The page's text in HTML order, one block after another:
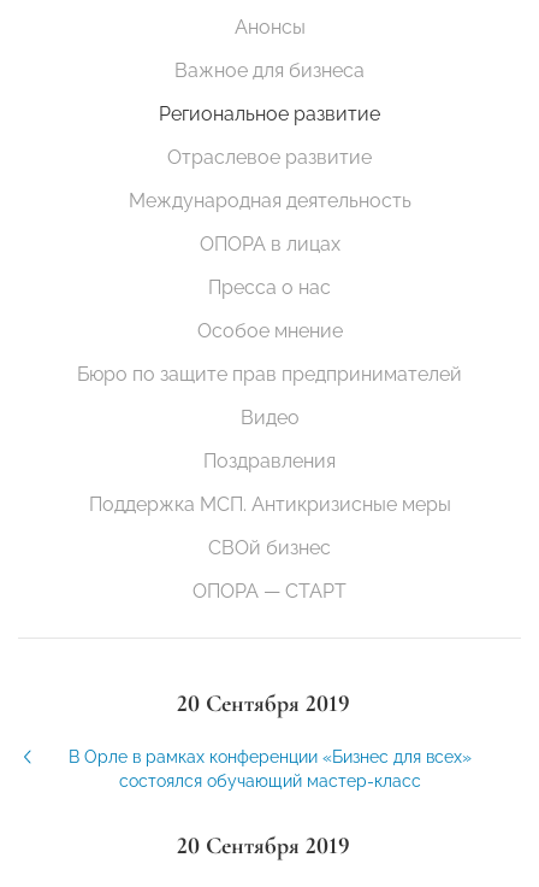
Анонсы
Важное для бизнеса
Региональное развитие
Отраслевое развитие
Международная деятельность
ОПОРА в лицах
Пресса о нас
Особое мнение
Бюро по защите прав предпринимателей
Видео
Поздравления
Поддержка МСП. Антикризисные меры
СВОй бизнес
ОПОРА — СТАРТ
20 Сентября 2019
В Орле в рамках конференции «Бизнес для всех»
состоялся обучающий мастер-класс
20 Сентября 2019